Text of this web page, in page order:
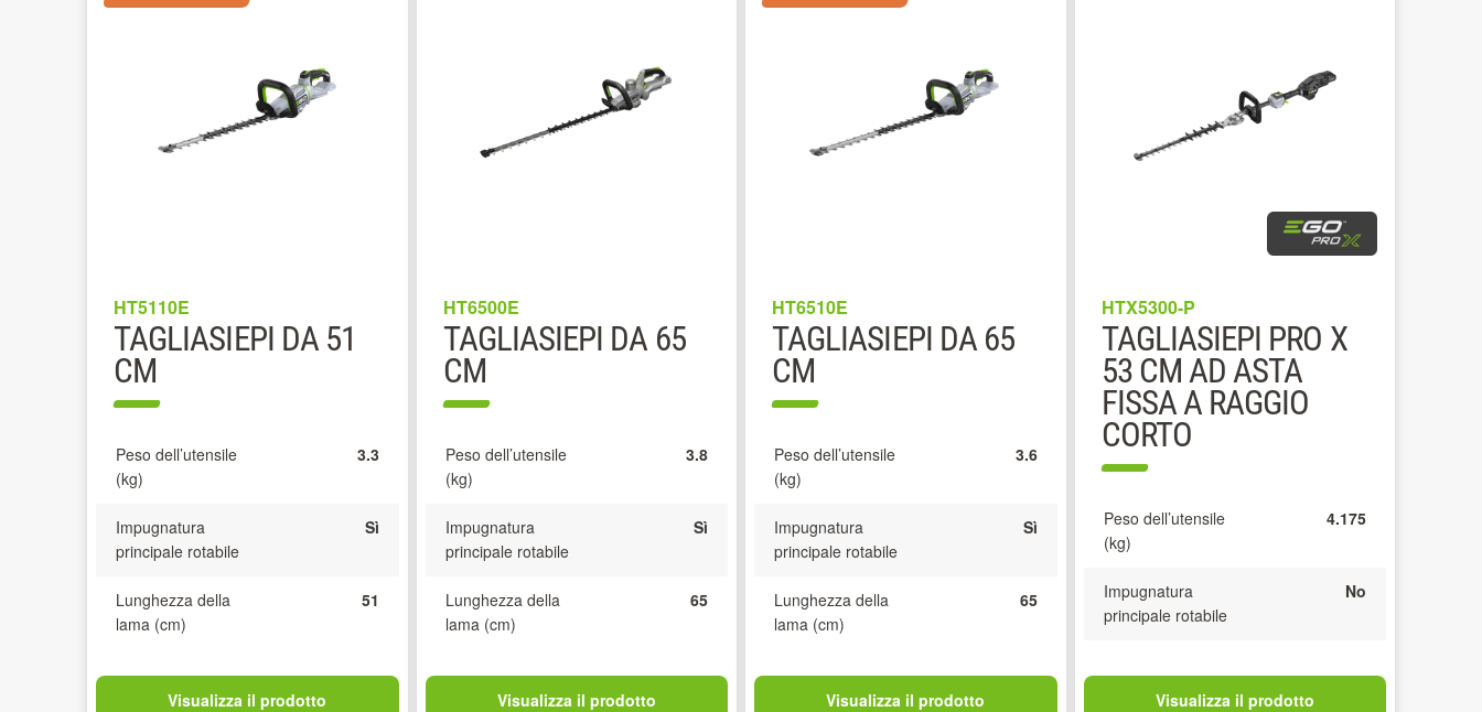
HT5110E
TAGLIASIEPI DA 51
CM
Peso dell’utensile
(kg)
3.3
Impugnatura
principale rotabile
Sì
Lunghezza della
lama (cm)
51
Visualizza il prodotto
HT6500E
TAGLIASIEPI DA 65
CM
Peso dell’utensile
(kg)
3.8
Impugnatura
principale rotabile
Sì
Lunghezza della
lama (cm)
65
Visualizza il prodotto
HT6510E
TAGLIASIEPI DA 65
CM
Peso dell’utensile
(kg)
3.6
Impugnatura
principale rotabile
Sì
Lunghezza della
lama (cm)
65
Visualizza il prodotto
HTX5300-P
TAGLIASIEPI PRO X
53 CM AD ASTA
FISSA A RAGGIO
CORTO
Peso dell’utensile
(kg)
4.175
Impugnatura
principale rotabile
No
Visualizza il prodotto